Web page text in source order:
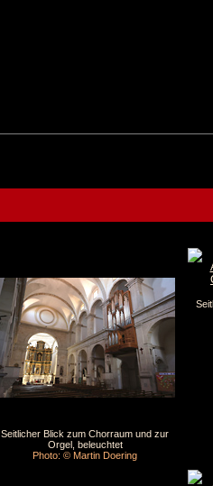
Seitlicher Blick zum Chorraum und zur
Orgel, beleuchtet
Photo: © Martin Doering